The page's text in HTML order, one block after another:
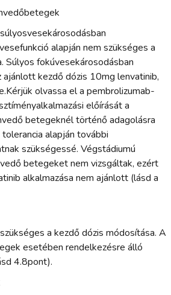
alapján nem szükséges a
Súlyos fokúvesekárosodásban
kezdő dózis 10mg lenvatinib,
olvassa el a pembrolizumab-
előírását a
betegeknél történő adagolásra
alapján további
szükségessé. Végstádiumú
betegeket nem vizsgáltak, ezért
alkalmazása nem ajánlott (lásd a
a kezdő dózis módosítása. A
esetében rendelkezésre álló
4.8pont).